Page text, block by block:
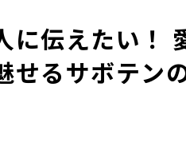
に伝えたい！
せるサボテン